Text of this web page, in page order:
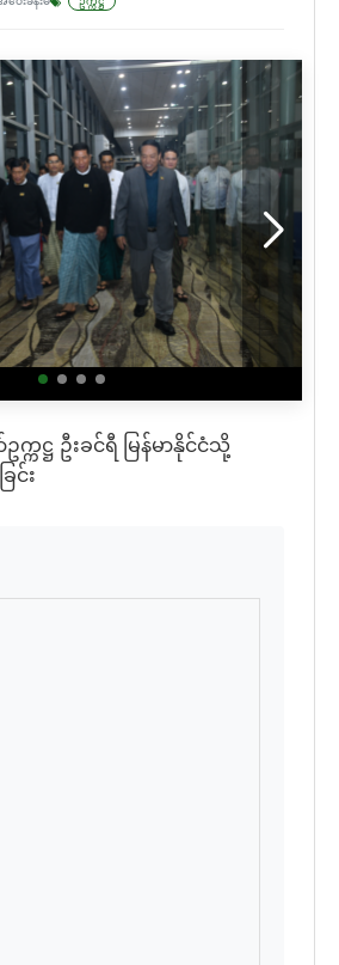
ဋ္ဌ ဦးခင်ရီ မြန်မာနိုင်ငံသို့
င်း